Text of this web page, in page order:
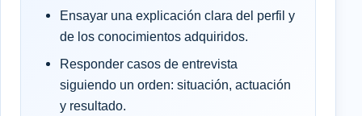
Ensayar una explicación clara del perfil y
de los conocimientos adquiridos.
Responder casos de entrevista
siguiendo un orden: situación, actuación
y resultado.